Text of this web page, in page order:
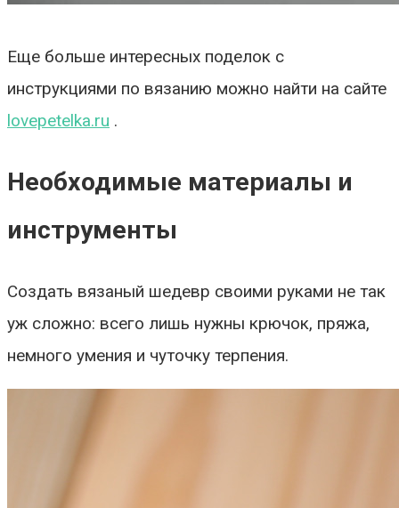
Еще больше интересных поделок с
инструкциями по вязанию можно найти на сайте
lovepetelka.ru .
Необходимые материалы и
инструменты
Создать вязаный шедевр своими руками не так
уж сложно: всего лишь нужны крючок, пряжа,
немного умения и чуточку терпения.